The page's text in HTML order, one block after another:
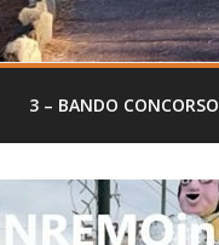
3 – BANDO CONCORSO